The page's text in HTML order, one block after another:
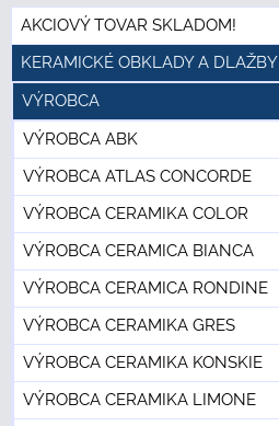
AKCIOVÝ TOVAR SKLADOM!
KERAMICKÉ OBKLADY A DLAŽBY
VÝROBCA
VÝROBCA ABK
VÝROBCA ATLAS CONCORDE
VÝROBCA CERAMIKA COLOR
VÝROBCA CERAMICA BIANCA
VÝROBCA CERAMICA RONDINE
VÝROBCA CERAMIKA GRES
VÝROBCA CERAMIKA KONSKIE
VÝROBCA CERAMIKA LIMONE